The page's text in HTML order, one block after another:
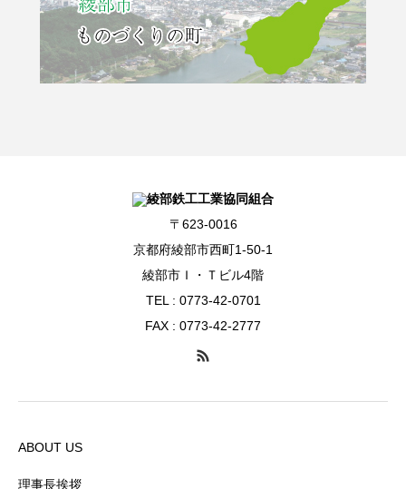
〒623-0016
京都府綾部市西町1-50-1
綾部市Ｉ・Ｔビル4階
TEL : 0773-42-0701
FAX : 0773-42-2777
ABOUT US
理事長挨拶